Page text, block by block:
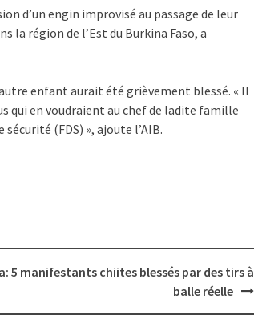
d’un engin improvisé au passage de leur
la région de l’Est du Burkina Faso, a
enfant aurait été grièvement blessé. « Il
qui en voudraient au chef de ladite famille
(FDS) », ajoute l’AIB.
5 manifestants chiites blessés par des tirs à
balle réelle